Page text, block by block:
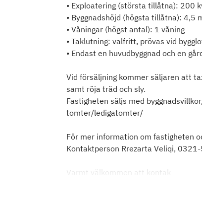
• Exploatering (största tillåtna): 200
• Byggnadshöjd (högsta tillåtna): 4,5
• Våningar (högst antal): 1 våning
• Taklutning: valfritt, prövas vid
• Endast en huvudbyggnad och en
Vid försäljning kommer säljaren att
samt röja träd och sly.
Fastigheten säljs med
tomter/ledigatomter/
För mer information om fastigheten
Kontaktperson Rrezarta Veliqi,
Varmt välkommen att kontak